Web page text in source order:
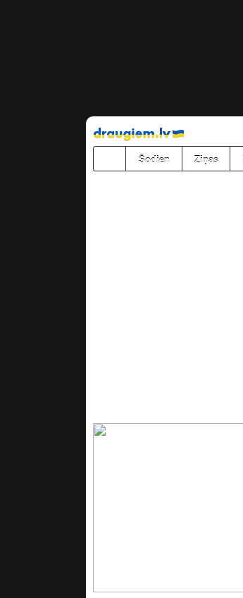
Pāriet
uz
saturu
Šodien Ziņas